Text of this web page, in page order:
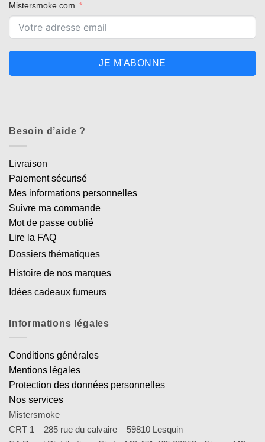
Mistersmoke.com
JE M'ABONNE
Besoin d’aide ?
Livraison
Paiement sécurisé
Mes informations personnelles
Suivre ma commande
Mot de passe oublié
Lire la FAQ
Dossiers thématiques
Histoire de nos marques
Idées cadeaux fumeurs
Informations légales
Conditions générales
Mentions légales
Protection des données personnelles
Nos services
Mistersmoke
CRT 1 – 285 rue du calvaire – 59810 Lesquin